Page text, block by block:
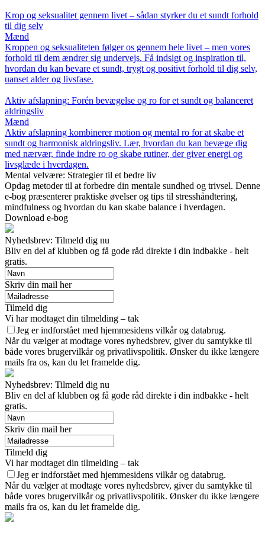
Krop og seksualitet gennem livet – sådan styrker du et sundt forhold
til dig selv
Mænd
Kroppen og seksualiteten følger os gennem hele livet – men vores
forhold til dem ændrer sig undervejs. Få indsigt og inspiration til,
hvordan du kan bevare et sundt, trygt og positivt forhold til dig selv,
uanset alder og livsfase.
Aktiv afslapning: Forén bevægelse og ro for et sundt og balanceret
aldringsliv
Mænd
Aktiv afslapning kombinerer motion og mental ro for at skabe et
sundt og harmonisk aldringsliv. Lær, hvordan du kan bevæge dig
med nærvær, finde indre ro og skabe rutiner, der giver energi og
livsglæde i hverdagen.
Mental velvære: Strategier til et bedre liv
Opdag metoder til at forbedre din mentale sundhed og trivsel. Denne
e-bog præsenterer praktiske øvelser og tips til stresshåndtering,
mindfulness og hvordan du kan skabe balance i hverdagen.
Download e-bog
Nyhedsbrev: Tilmeld dig nu
Bliv en del af klubben og få gode råd direkte i din indbakke - helt
gratis.
Skriv din mail her
Tilmeld dig
Vi har modtaget din tilmelding – tak
Jeg er indforstået med hjemmesidens vilkår og databrug.
Når du vælger at modtage vores nyhedsbrev, giver du samtykke til
både vores brugervilkår og privatlivspolitik. Ønsker du ikke længere
mails fra os, kan du let framelde dig.
Nyhedsbrev: Tilmeld dig nu
Bliv en del af klubben og få gode råd direkte i din indbakke - helt
gratis.
Skriv din mail her
Tilmeld dig
Vi har modtaget din tilmelding – tak
Jeg er indforstået med hjemmesidens vilkår og databrug.
Når du vælger at modtage vores nyhedsbrev, giver du samtykke til
både vores brugervilkår og privatlivspolitik. Ønsker du ikke længere
mails fra os, kan du let framelde dig.